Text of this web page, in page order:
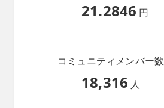
21.2846 円
コミュニティメンバー数
18,316 人